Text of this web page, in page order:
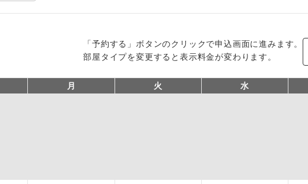
「予約する」ボタンのクリックで申込画面に進みます。
部屋タイプを変更すると表示料金が変わります。
月 火 水